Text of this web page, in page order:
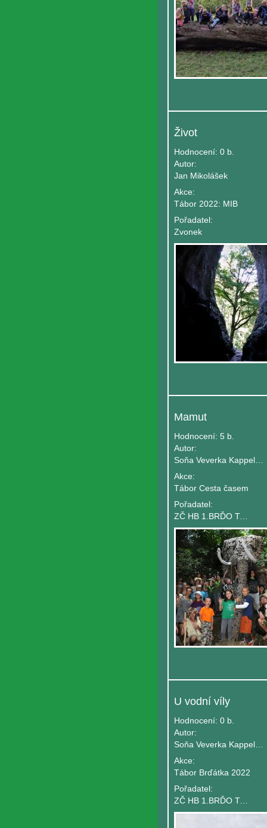
Život
Hodnocení: 0 b.
Autor:
Jan Mikolášek
Akce:
Tábor 2022: MIB
Pořadatel:
Zvonek
Mamut
Hodnocení: 5 b.
Autor:
Akce:
Tábor Cesta časem
Pořadatel:
ZČ HB 1.BRĎO Tišnov Gingo
U vodní víly
Hodnocení: 0 b.
Autor:
Akce:
Tábor Brďátka 2022
Pořadatel:
ZČ HB 1.BRĎO Tišnov Gingo